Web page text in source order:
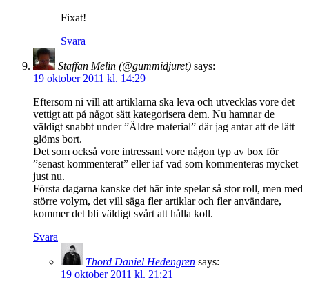
Fixat!
Svara
Staffan Melin (@gummidjuret) says:
19 oktober 2011 kl. 14:29
Eftersom ni vill att artiklarna ska leva och utvecklas vore det
vettigt att på något sätt kategorisera dem. Nu hamnar de
väldigt snabbt under ”Äldre material” där jag antar att de lätt
glöms bort.
Det som också vore intressant vore någon typ av box för
”senast kommenterat” eller iaf vad som kommenteras mycket
just nu.
Första dagarna kanske det här inte spelar så stor roll, men med
större volym, det vill säga fler artiklar och fler användare,
kommer det bli väldigt svårt att hålla koll.
Svara
Thord Daniel Hedengren says:
19 oktober 2011 kl. 21:21